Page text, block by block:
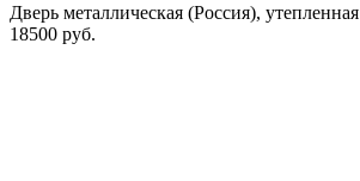
Дверь металлическая (Россия), утепленная
18500 руб.